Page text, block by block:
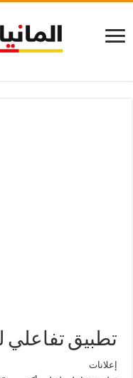
تطبيق تفاعلي
إعلانات